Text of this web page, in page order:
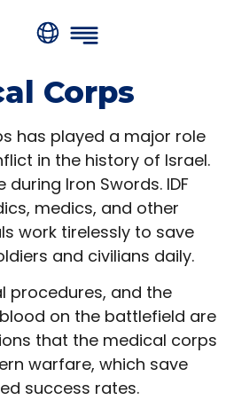
Corps
has played a major role
in the history of Israel.
Iron Swords. IDF
medics, and other
work tirelessly to save
and civilians daily.
procedures, and the
on the battlefield are
that the medical corps
warfare, which save
success rates.